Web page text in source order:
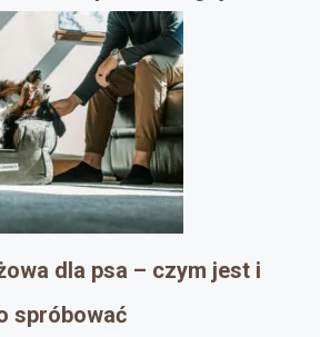
dla psa – czym jest i
spróbować